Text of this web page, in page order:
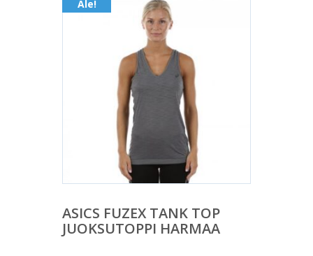
Ale!
ASICS FUZEX TANK TOP
JUOKSUTOPPI HARMAA